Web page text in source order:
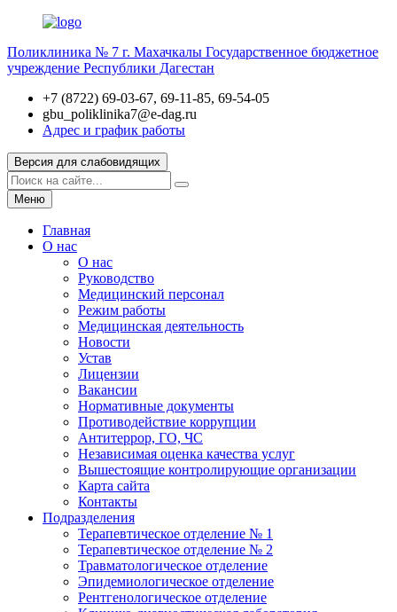
Поликлиника № 7 г. Махачкалы Государственное бюджетное
учреждение Республики Дагестан
+7 (8722) 69-03-67, 69-11-85, 69-54-05
gbu_poliklinika7@e-dag.ru
Адрес и график работы
Версия для слабовидящих
Меню
Главная
О нас
О нас
Руководство
Медицинский персонал
Режим работы
Медицинская деятельность
Новости
Устав
Лицензии
Вакансии
Нормативные документы
Противодействие коррупции
Антитеррор, ГО, ЧС
Независимая оценка качества услуг
Вышестоящие контролирующие организации
Карта сайта
Контакты
Подразделения
Терапевтическое отделение № 1
Терапевтическое отделение № 2
Травматологическое отделение
Эпидемиологическое отделение
Рентгенологическое отделение